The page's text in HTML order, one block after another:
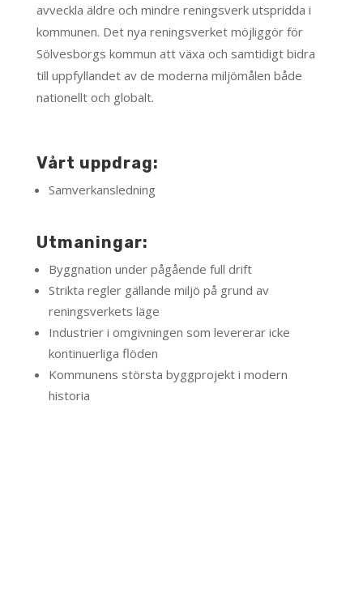
avveckla äldre och mindre reningsverk utspridda i
kommunen. Det nya reningsverket möjliggör för
Sölvesborgs kommun att växa och samtidigt bidra
till uppfyllandet av de moderna miljömålen både
nationellt och globalt.
Vårt uppdrag:
Samverkansledning
Utmaningar:
Byggnation under pågående full drift
Strikta regler gällande miljö på grund av
reningsverkets läge
Industrier i omgivningen som levererar icke
kontinuerliga flöden
Kommunens största byggprojekt i modern
historia